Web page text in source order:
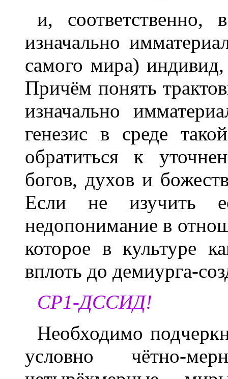
и,
изначально
самого мира)
Причём понять
изначально
генезис в среде
обратиться к
богов, духов и
Если не изучить
недопонимание в
которое в культуре
вплоть до демиурга-
СР1-ДССИД!
Необходимо
условно чётно-